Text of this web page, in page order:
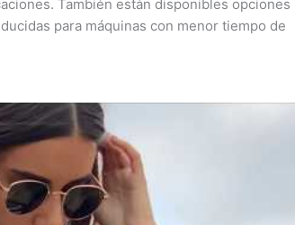
También están disponibles opciones
para máquinas con menor tiempo de